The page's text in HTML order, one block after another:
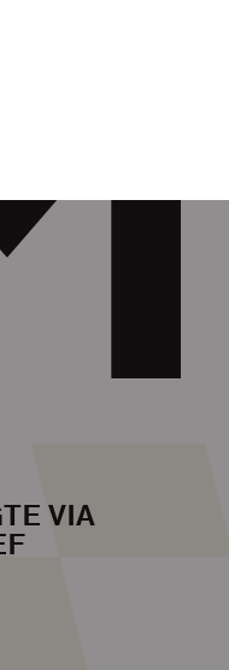
VIA